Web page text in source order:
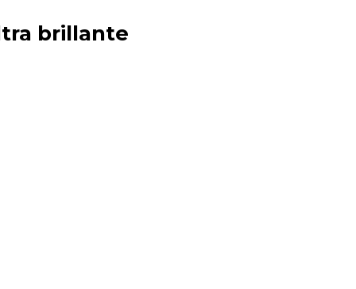
brillante